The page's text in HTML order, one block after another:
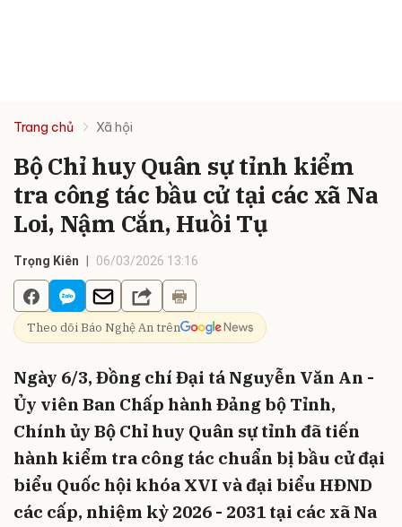
Trang chủ Xã hội
Bộ Chỉ huy Quân sự tỉnh kiểm
tra công tác bầu cử tại các xã Na
Loi, Nậm Cắn, Huồi Tụ
Trọng Kiên 06/03/2026 13:16
Theo dõi Báo Nghệ An trên
Ngày 6/3, Đồng chí Đại tá Nguyễn Văn An -
Ủy viên Ban Chấp hành Đảng bộ Tỉnh,
Chính ủy Bộ Chỉ huy Quân sự tỉnh đã tiến
hành kiểm tra công tác chuẩn bị bầu cử đại
biểu Quốc hội khóa XVI và đại biểu HĐND
các cấp, nhiệm kỳ 2026 - 2031 tại các xã Na